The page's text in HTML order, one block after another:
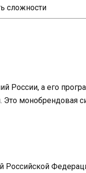
сложности
а его
монобрендовая
Российской